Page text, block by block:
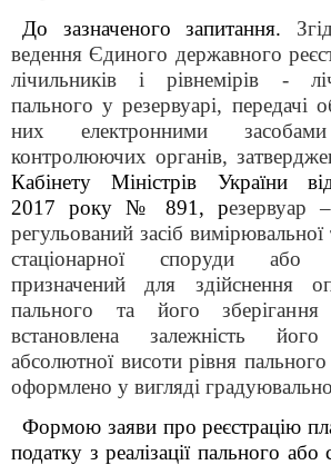
До зазначеного запитання.
ведення Єдиного державного
лічильників і рівнемірів -
пального у резервуарі, передачі
них електронними
контролюючих органів,
Кабінету Міністрів України
2017 року № 891, резервуар
регульований засіб вимірювальної
стаціонарної споруди або
призначений для здійснення
пального та його
встановлена залежність
абсолютної висоти рівня
оформлено у вигляді
Формою заяви про реєстрацію
податку з реалізації пального